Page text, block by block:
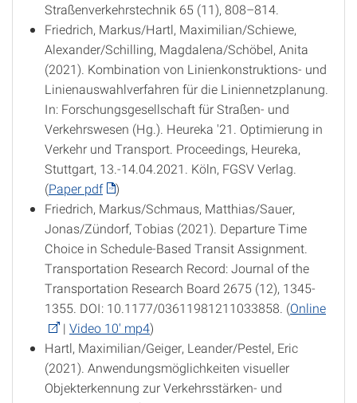
Straßenverkehrstechnik 65 (11), 808–814.
Friedrich, Markus/Hartl, Maximilian/Schiewe,
Alexander/Schilling, Magdalena/Schöbel, Anita
(2021). Kombination von Linienkonstruktions- und
Linienauswahlverfahren für die Liniennetzplanung.
In: Forschungsgesellschaft für Straßen- und
Verkehrswesen (Hg.). Heureka '21. Optimierung in
Verkehr und Transport. Proceedings, Heureka,
Stuttgart, 13.-14.04.2021. Köln, FGSV Verlag.
(Paper pdf
)
Friedrich, Markus/Schmaus, Matthias/Sauer,
Jonas/Zündorf, Tobias (2021). Departure Time
Choice in Schedule-Based Transit Assignment.
Transportation Research Record: Journal of the
Transportation Research Board 2675 (12), 1345-
1355. DOI: 10.1177/03611981211033858. (Online
| Video 10' mp4)
Hartl, Maximilian/Geiger, Leander/Pestel, Eric
(2021). Anwendungsmöglichkeiten visueller
Objekterkennung zur Verkehrsstärken- und